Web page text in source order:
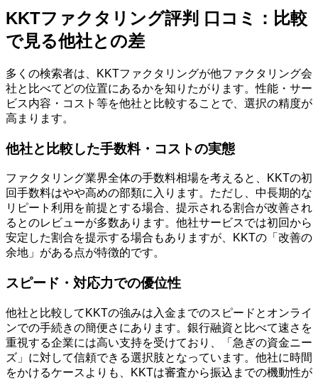
KKTファクタリング評判 口コミ：比較
で見る他社との差
多くの検索者は、KKTファクタリングが他ファクタリング会
社と比べてどの位置にあるかを知りたがります。性能・サー
ビス内容・コスト等を他社と比較することで、選択の精度が
高まります。
他社と比較した手数料・コストの実態
ファクタリング業界全体の手数料相場を考えると、KKTの初
回手数料はやや高めの部類に入ります。ただし、中長期的な
リピート利用を前提とする場合、提示される割合が改善され
るとのレビューが多数あります。他社サービスでは初回から
安定した割合を提示する場合もありますが、KKTの「改善の
余地」がある点が特徴的です。
スピード・対応力での優位性
他社と比較してKKTの強みは入金までのスピードとオンライ
ンでの手続きの簡便さにあります。銀行融資と比べて速さを
重視する企業には高い支持を受けており、「急ぎの資金ニー
ズ」に対して信頼できる選択肢となっています。他社に時間
をかけるケースよりも、KKTは審査から振込までの機動性が